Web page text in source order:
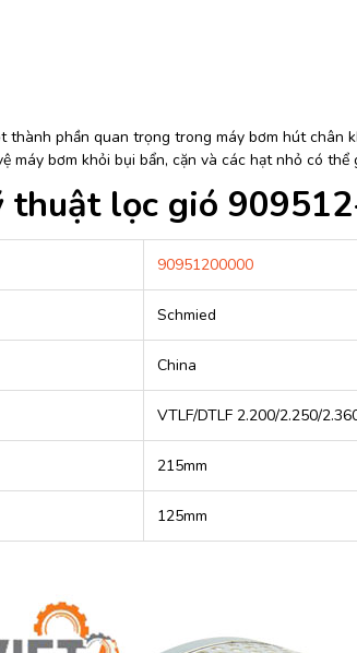
thành phần quan trọng trong máy bơm hút chân
máy bơm khỏi bụi bẩn, cặn và các hạt nhỏ có
thuật lọc gió
90951200000
Schmied
China
VTLF/DTLF 2.200/2.250/
215mm
125mm